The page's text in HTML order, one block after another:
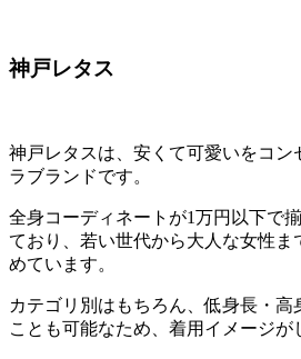
神戸レタス
神戸レタスは、安くて可愛いをコン
ラブランドです。
全身コーディネートが1万円以下で
ており、若い世代から大人な女性ま
めています。
カテゴリ別はもちろん、低身長・高
ことも可能なため、着用イメージが